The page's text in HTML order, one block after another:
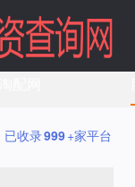
已收录999+家平台